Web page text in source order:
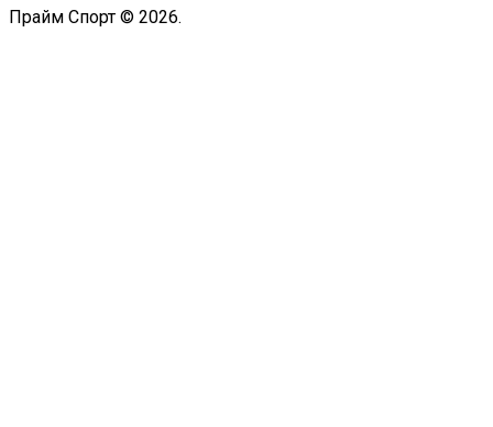
Прайм Спорт © 2026.